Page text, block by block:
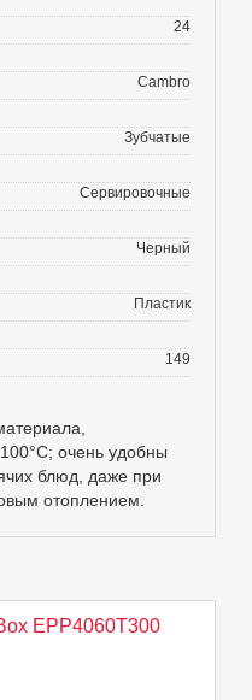
24
Cambro
Зубчатые
Сервировочные
Черный
Пластик
149
очень удобны
блюд, даже при
отоплением.
EPP4060T300